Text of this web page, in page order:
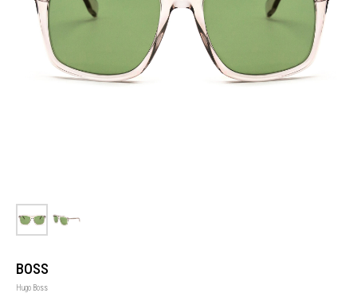
BOSS
Hugo Boss